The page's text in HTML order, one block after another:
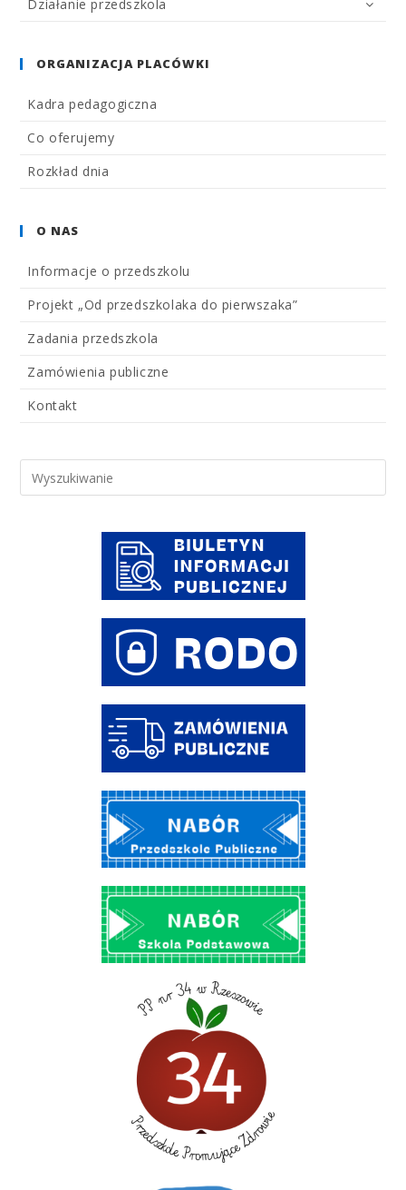
Działanie przedszkola
ORGANIZACJA PLACÓWKI
Kadra pedagogiczna
Co oferujemy
Rozkład dnia
O NAS
Informacje o przedszkolu
Projekt „Od przedszkolaka do pierwszaka”
Zadania przedszkola
Zamówienia publiczne
Kontakt